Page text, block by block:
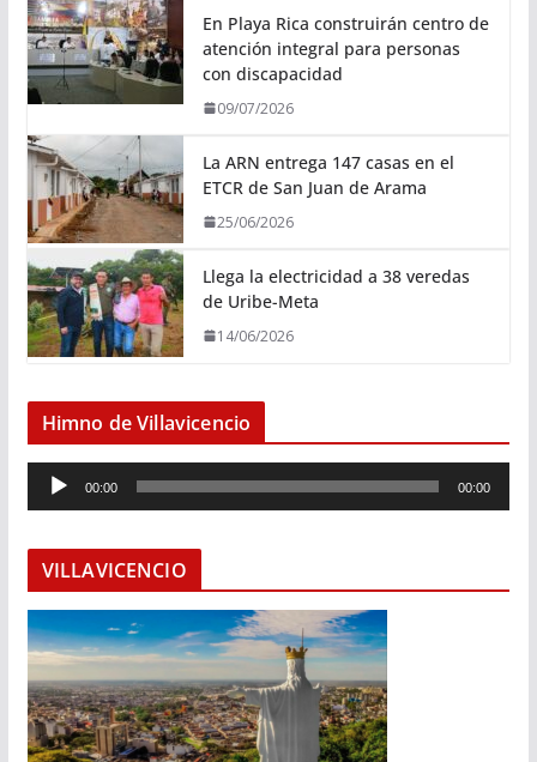
En Playa Rica construirán centro de
atención integral para personas
con discapacidad
09/07/2026
La ARN entrega 147 casas en el
ETCR de San Juan de Arama
25/06/2026
Llega la electricidad a 38 veredas
de Uribe-Meta
14/06/2026
Himno de Villavicencio
e
o
d
u
c
t
o
00:00 00:00
VILLAVICENCIO